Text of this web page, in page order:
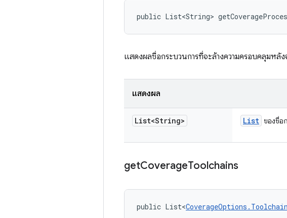
public List<String>
แสดงผลชื่อกระบวนการที่จะล้างความครอบคลุมหลั
แสดงผล
List<String> List ของชื่อ
getCoverageToolchains
public List<CoverageOptions.Toolchain